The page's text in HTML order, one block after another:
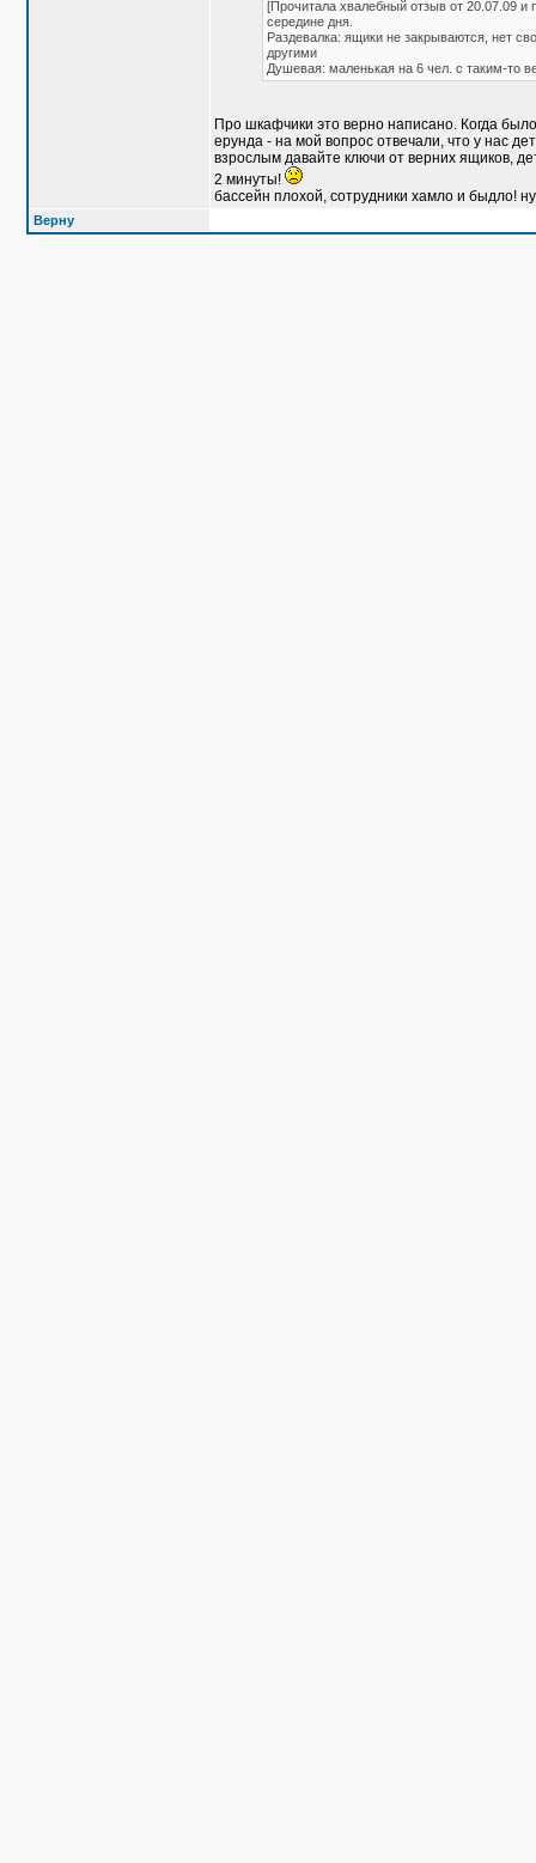
[Прочитала хвалебный отзыв от 20.07.09
середине дня.
Раздевалка: ящики не закрываются, нет
другими
Душевая: маленькая на 6 чел. с таким-то
Про шкафчики это верно написано. Когда
ерунда - на мой вопрос отвечали, что у нас
взрослым давайте ключи от верних ящиков,
2 минуты!
бассейн плохой, сотрудники хамло и быдло!
Верну